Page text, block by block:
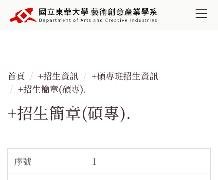
到
容
區
首頁 +招生資訊
+碩專班招生資訊
+招生簡章(碩專).
+招生簡章(碩專).
1